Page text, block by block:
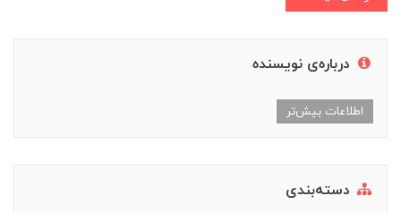
درباره‌ی نویسنده
اطلاعات بیش‌تر
دسته‌بندی